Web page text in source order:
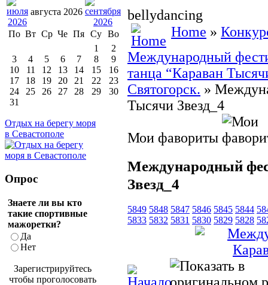
bellydancing
Home »
Международный
танца “Караван
Святогорск. »
Тысячи Звезд_4
Мои фавориты
Международный
Звезд_4
5849 5848 5847 5846 5845 5844
5833 5832 5831 5830 5829 5828
августа 2026
По Вт Ср Че Пя Су Во
1
2
3
4 5 6 7 8
9
10
11 12 13 14 15
16
17
18 19 20 21 22
23
24
25 26 27 28 29
30
31
Отдых на берегу моря
в Севастополе
Опрос
Знаете ли вы кто
такие спортивные
мажоретки?
Да
Нет
Зарегистрируйтесь
чтобы проголосовать